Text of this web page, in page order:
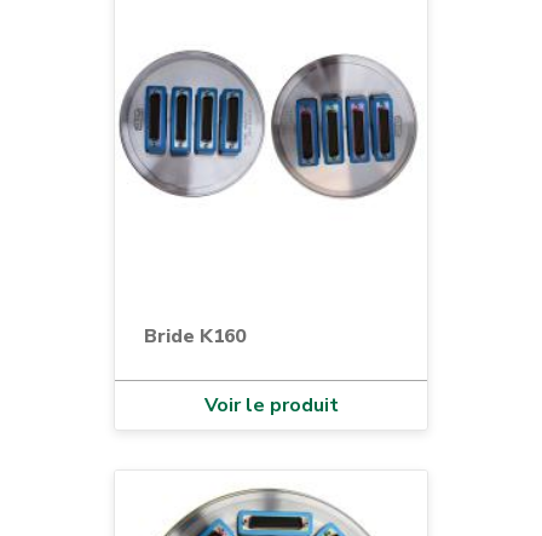
Bride K160
Voir le produit